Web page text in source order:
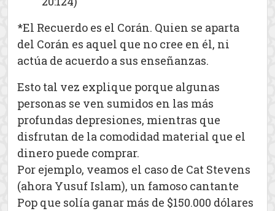
*El Recuerdo es el Corán. Quien se aparta
del Corán es aquel que no cree en él, ni
actúa de acuerdo a sus enseñanzas.
Esto tal vez explique porque algunas
personas se ven sumidos en las más
profundas depresiones, mientras que
disfrutan de la comodidad material que el
dinero puede comprar.
Por ejemplo, veamos el caso de Cat Stevens
(ahora Yusuf Islam), un famoso cantante
Pop que solía ganar más de $150.000 dólares